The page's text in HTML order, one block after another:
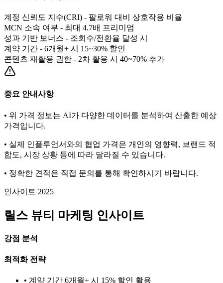
계정 신뢰도 지수(CRI) - 팔로워 대비 상호작용 비율
MCN 소속 여부 - 최대 4.7배 프리미엄
성과 기반 보너스 - 조회수/전환율 달성 시
계약 기간 - 6개월+ 시 15~30% 할인
콘텐츠 재활용 권한 - 2차 활용 시 40~70% 추가
중요 안내사항
• 위 가격 정보는 AI가 다양한 데이터를 분석하여 산출한 예상
가격입니다.
• 실제 인플루언서와의 협업 가격은 개인의 영향력, 브랜드 적
합도, 시장 상황 등에 따라 달라질 수 있습니다.
• 정확한 견적은 직접 문의를 통해 확인하시기 바랍니다.
인사이트 2025
릴스 뷰티 마케팅 인사이트
강점 분석
최적화 전략
• 계약 기간 6개월+ 시 15% 할인 활용